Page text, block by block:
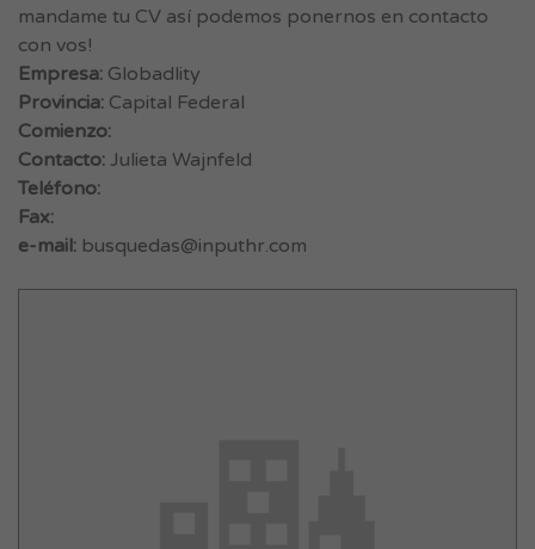
mandame tu CV así podemos ponernos en contacto
con vos!
Empresa: Globadlity
Provincia: Capital Federal
Comienzo:
Contacto: Julieta Wajnfeld
Teléfono:
Fax:
e-mail: busquedas@inputhr.com